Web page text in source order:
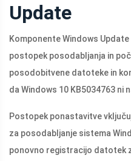
Update
Komponente Windows
postopek posodabljanja in
posodobitvene datoteke in
da Windows 10 KB5034763 ni
Postopek ponastavitve
za posodabljanje sistema
ponovno registracijo datotek